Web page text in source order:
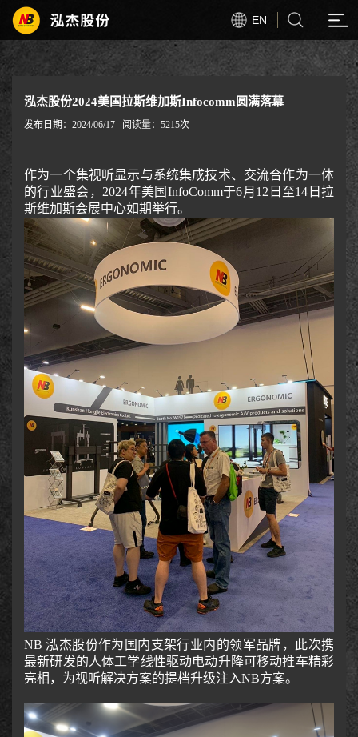
EN
泓杰股份2024美国拉斯维加斯Infocomm圆满落幕
发布日期：2024/06/17 阅读量：5215次
作为一个集视听显示与系统集成技术、交流合作为一体
的行业盛会，2024年美国InfoComm于6月12日至14日拉
斯维加斯会展中心如期举行。
NB 泓杰股份作为国内支架行业内的领军品牌，此次携
最新研发的人体工学线性驱动电动升降可移动推车精彩
亮相，为视听解决方案的提档升级注入NB方案。